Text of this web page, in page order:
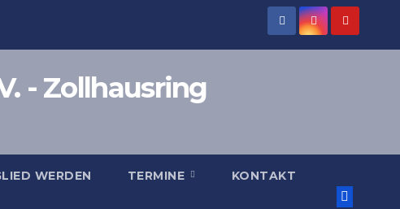
- Zollhausring
WERDEN TERMINE KONTAKT